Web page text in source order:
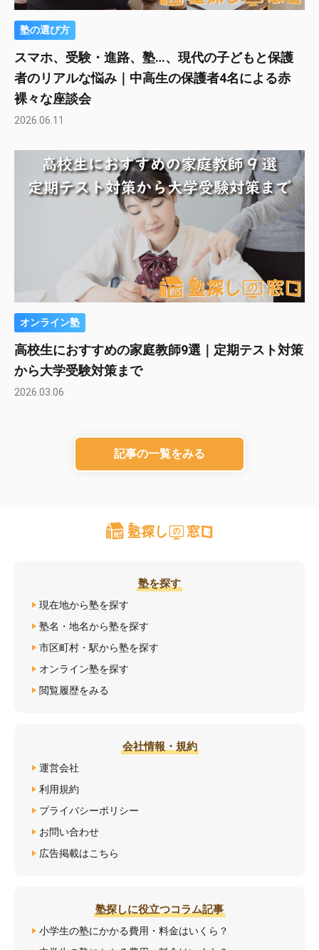
塾の選び方
スマホ、受験・進路、塾…、現代の子どもと保護
者のリアルな悩み｜中高生の保護者4名による赤
裸々な座談会
2026.06.11
オンライン塾
高校生におすすめの家庭教師9選｜定期テスト対策
から大学受験対策まで
2026.03.06
記事の一覧をみる
塾を探す
現在地から塾を探す
塾名・地名から塾を探す
市区町村・駅から塾を探す
オンライン塾を探す
閲覧履歴をみる
会社情報・規約
運営会社
利用規約
プライバシーポリシー
お問い合わせ
広告掲載はこちら
塾探しに役立つコラム記事
小学生の塾にかかる費用・料金はいくら？